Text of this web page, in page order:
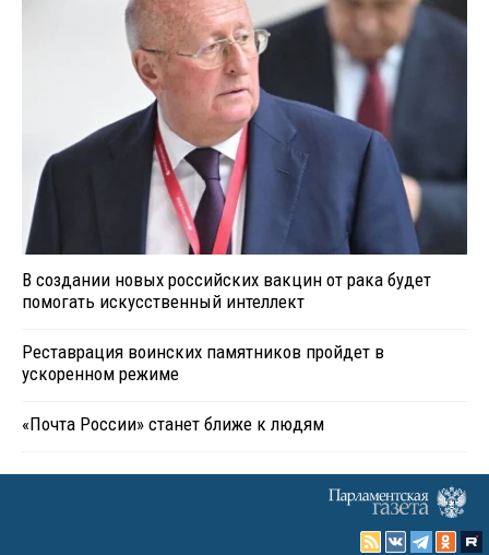
В создании новых российских вакцин от рака будет
помогать искусственный интеллект
Реставрация воинских памятников пройдет в
ускоренном режиме
«Почта России» станет ближе к людям